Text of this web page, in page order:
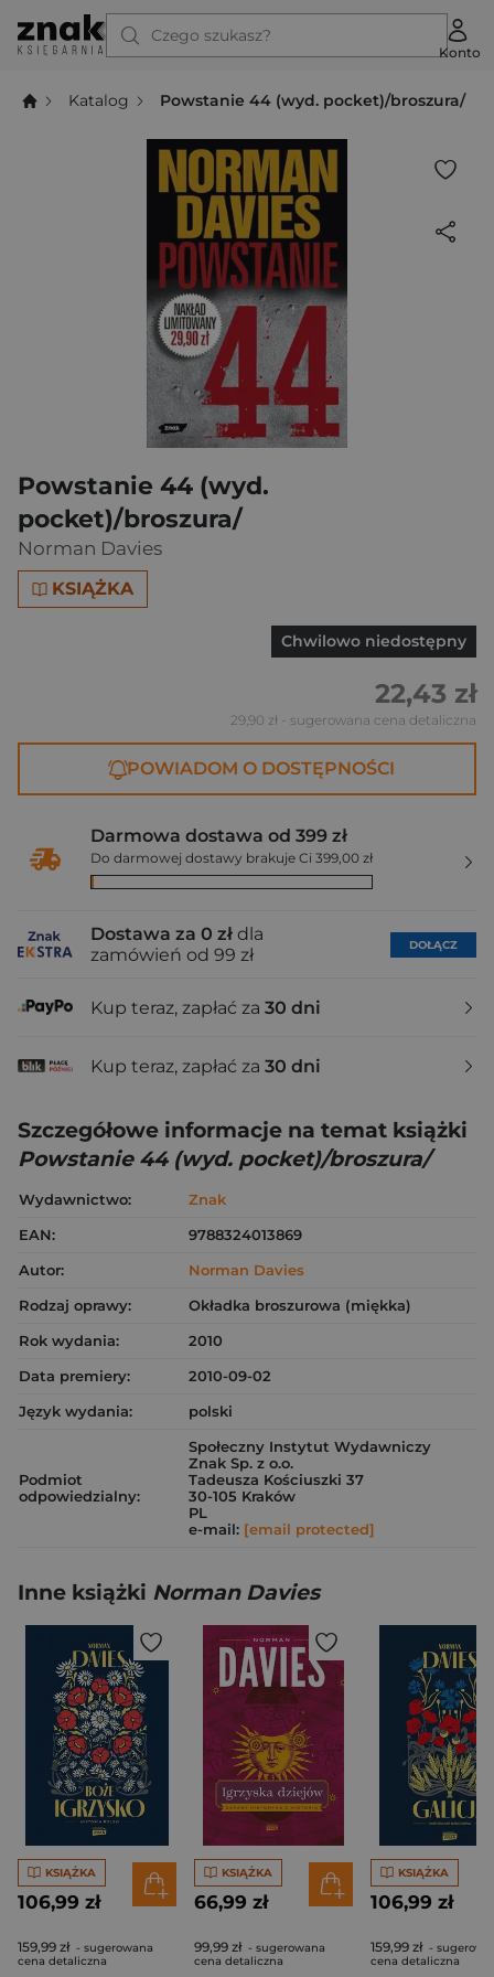
Czego szukasz?
Konto
Katalog Powstanie 44 (wyd. pocket)/broszura/
Powstanie 44 (wyd.
pocket)/broszura/
Norman Davies
KSIĄŻKA
Chwilowo niedostępny
22,43 zł
29,90 zł - sugerowana cena detaliczna
POWIADOM O DOSTĘPNOŚCI
Darmowa dostawa od 399 zł
Do darmowej dostawy brakuje Ci 399,00 zł
Dostawa za 0 zł dla
zamówień od 99 zł
DOŁĄCZ
Kup teraz, zapłać za 30 dni
Kup teraz, zapłać za 30 dni
Szczegółowe informacje na temat książki
Powstanie 44 (wyd. pocket)/broszura/
Wydawnictwo:
Znak
EAN:
9788324013869
Autor:
Norman Davies
Rodzaj oprawy:
Okładka broszurowa (miękka)
Rok wydania:
2010
Data premiery:
2010-09-02
Język wydania:
polski
Podmiot
odpowiedzialny:
Społeczny Instytut Wydawniczy
Znak Sp. z o.o.
Tadeusza Kościuszki 37
30-105 Kraków
PL
e-mail: [email protected]
Inne książki Norman Davies
KSIĄŻKA
106,99 zł
159,99 zł - sugerowana
cena detaliczna
KSIĄŻKA
66,99 zł
99,99 zł - sugerowana
cena detaliczna
KSIĄŻKA
106,99 zł
159,99 zł -
cena detaliczna